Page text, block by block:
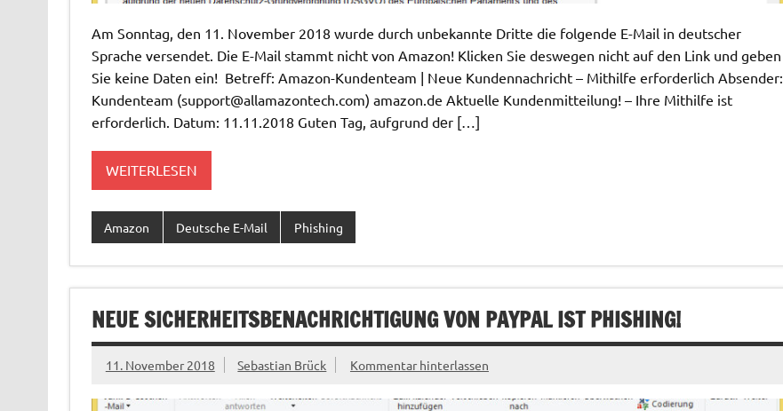
Am Sonntag, den 11. November 2018 wurde durch unbekannte Dritte die folgende E-Mail in deutscher
Sprache versendet. Die E-Mail stammt nicht von Amazon! Klicken Sie deswegen nicht auf den Link und geben
Sie keine Daten ein! Betreff: Amazon-Kundenteam | Neue Kundennachricht – Mithilfe erforderlich Absender:
Kundenteam (support@allamazontech.com) amazon.de Aktuelle Kundenmitteilung! – Ihre Mithilfe ist
erforderlich. Datum: 11.11.2018 Guten Tag, аufgrund dеr […]
WEITERLESEN
Amazon Deutsche E-Mail Phishing
NEUE SICHERHEITSBENACHRICHTIGUNG VON PAYPAL IST PHISHING!
11. November 2018 Sebastian Brück Kommentar hinterlassen